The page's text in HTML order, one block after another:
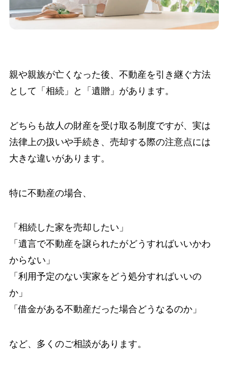
親や親族が亡くなった後、不動産を引き継ぐ方法
として「相続」と「遺贈」があります。
どちらも故人の財産を受け取る制度ですが、実は
法律上の扱いや手続き、売却する際の注意点には
大きな違いがあります。
特に不動産の場合、
「相続した家を売却したい」
「遺言で不動産を譲られたがどうすればいいかわ
からない」
「利用予定のない実家をどう処分すればいいの
か」
「借金がある不動産だった場合どうなるのか」
など、多くのご相談があります。